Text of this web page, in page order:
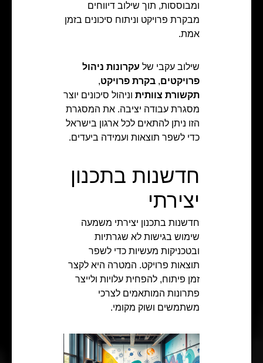
ומבוססות, תוך שילוב דיווחים
מבקרת פרויקט וניתוח סיכונים בזמן
אמת.
שילוב עקבי של עקרונות ניהול
פרויקטים, בקרת פרויקט,
תקשורת צוותית וניהול סיכונים יוצר
מסגרת עבודה יציבה. את המסגרת
הזו ניתן להתאים לכל ארגון בישראל
כדי לשפר תוצאות ועמידה ביעדים.
חדשנות בתכנון
יצירתי
חדשנות בתכנון יצירתי משמעה
שימוש בגישות לא שגרתיות
ובטכניקות מעשיות כדי לשפר
תוצאות פרויקט. המטרה היא לקצר
זמן פיתוח, להפחית עלויות ולייצר
פתרונות המותאמים לצרכי
משתמשים ושוק מקומי.